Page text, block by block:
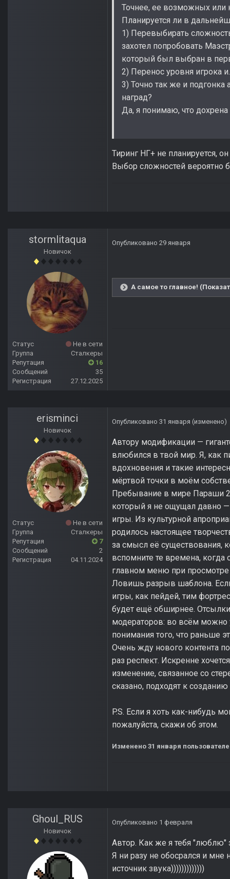
Точнее, ее возможных или
Планируется ли в
1) Перевыбирать
захотел попробовать
который был выбран в
2) Перенос уровня игрока
3) Точно так же и
наград?
Да, я понимаю, что
Тиринг НГ+ не планируется,
Выбор сложностей вероятно
stormlitaqua
Новичок
Статус
Не в сети
Группа
Сталкеры
Репутация
16
Сообщений
35
Регистрация
27.12.2025
Опубликовано 29 января
А самое то главное!
erisminci
Новичок
Статус
Не в сети
Группа
Сталкеры
Репутация
7
Сообщений
2
Регистрация
04.11.2024
Опубликовано 31 января (изменено)
Автору модификации —
влюбился в твой мир. Я, как
вдохновения и такие
мёртвой точки в моём
Пребывание в мире Параши
который я не ощущал давно —
игры. Из культурной
родилось настоящее
за смысл её существования,
вспомните те времена, когда
главном меню при просмотре
Ловишь разрыв шаблона.
игры, как пейдей, тим
будет ещё обширнее. Отсылки
модераторов: во всём можно
понимания того, что раньше
Очень жду нового контента
раз респект. Искренне
изменение, связанное со
сказано, подходят к
P.S. Если я хоть как-нибудь
пожалуйста, скажи об этом.
Изменено 31 января
Ghoul_RUS
Новичок
Опубликовано 1 февраля
Автор. Как же я тебя
Я ни разу не обосрался и мне
источник звука)))))))))))))